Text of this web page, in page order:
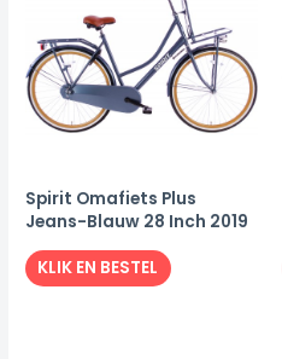
Spirit Omafiets Plus
Jeans-Blauw 28 Inch 2019
KLIK EN BESTEL